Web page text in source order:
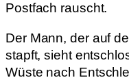
Postfach rauscht.
Der Mann, der auf
stapft, sieht
Wüste nach